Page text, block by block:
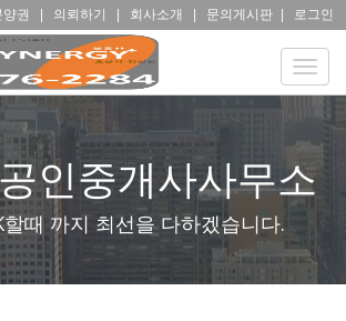
양권 의뢰하기 회사소개 문의게시판 로그인
Toggle
인중개사사무소
때 까지 최선을 다하겠습니다.